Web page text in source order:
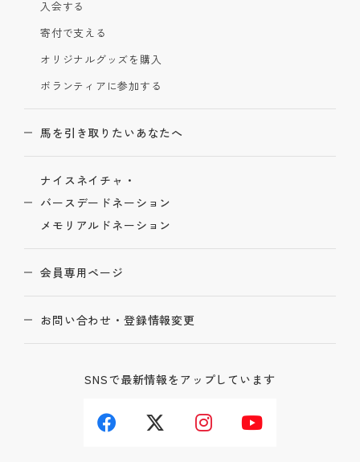
入会する
寄付で支える
オリジナルグッズを購入
ボランティアに参加する
馬を引き取りたいあなたへ
ナイスネイチャ・
バースデードネーション
メモリアルドネーション
会員専用ページ
お問い合わせ・登録情報変更
SNSで最新情報をアップしています